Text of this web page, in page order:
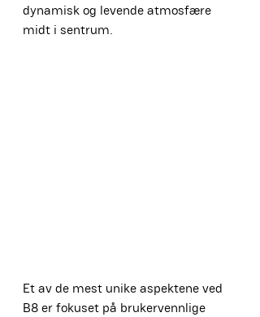
dynamisk og levende atmosfære
midt i sentrum.
Et av de mest unike aspektene ved
B8 er fokuset på brukervennlige